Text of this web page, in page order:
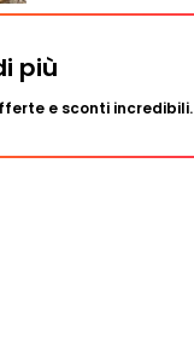
più
e sconti incredibili.